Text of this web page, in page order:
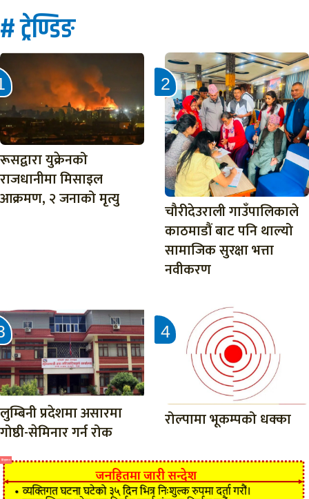
# ट्रेण्डिङ
रूसद्वारा युक्रेनको
राजधानीमा मिसाइल
आक्रमण, २ जनाको मृत्यु
चौरीदेउराली गाउँपालिकाले
काठमाडौं बाट पनि थाल्यो
सामाजिक सुरक्षा भत्ता
नवीकरण
लुम्बिनी प्रदेशमा असारमा
गोष्ठी-सेमिनार गर्न रोक
रोल्पामा भूकम्पको धक्का
विज्ञापन